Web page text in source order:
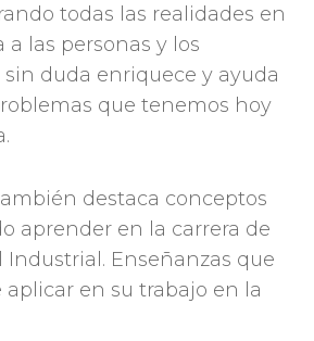
todas las realidades en
a las personas y los
duda enriquece y ayuda
que tenemos hoy
destaca conceptos
aprender en la carrera de
Industrial. Enseñanzas que
aplicar en su trabajo en la